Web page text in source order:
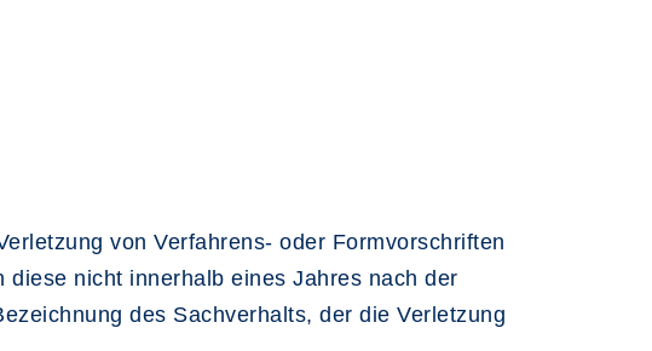
von Verfahrens- oder Formvorschriften
nicht innerhalb eines Jahres nach der
des Sachverhalts, der die Verletzung